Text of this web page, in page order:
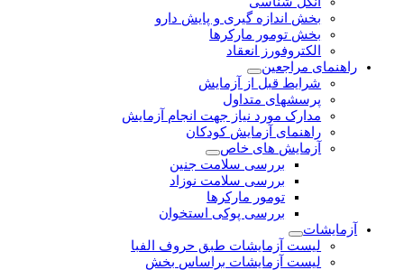
بخش اندازه گیری و پایش دارو
بخش تومور مارکرها
الکتروفورز انعقاد
راهنمای مراجعین
شرایط قبل از آزمایش
پرسشهای متداول
مدارک مورد نیاز جهت انجام آزمایش
راهنمای آزمایش کودکان
آزمایش های خاص
بررسی سلامت جنین
بررسی سلامت نوزاد
تومور مارکرها
بررسی پوکی استخوان
آزمایشات
لیست آزمایشات طبق حروف الفبا
لیست آزمایشات براساس بخش